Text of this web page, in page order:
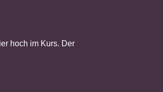
hoch im Kurs. Der